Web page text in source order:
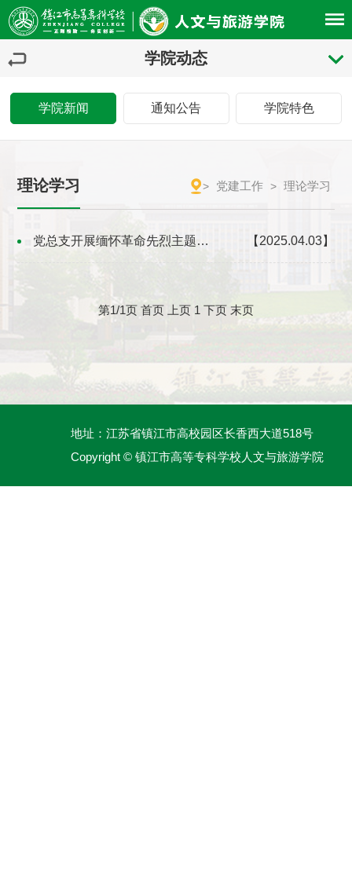
学院动态
学院新闻 通知公告 学院特色
理论学习 > 党建工作 > 理论学习
党总支开展缅怀革命先烈主题党日活动 【2025.04.03】
第1/1页 首页 上页 1 下页 末页
地址：江苏省镇江市高校园区长香西大道518号
Copyright © 镇江市高等专科学校人文与旅游学院